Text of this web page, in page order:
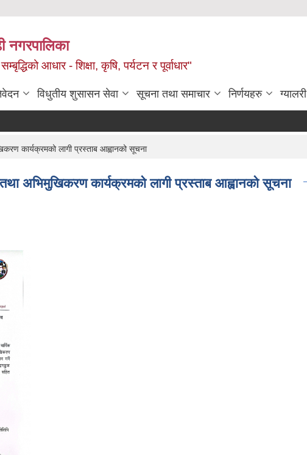
नगरपालिका
आधार - शिक्षा, कृषि, पर्यटन र पूर्वाधार"
विधुतीय शुसासन सेवा सूचना तथा समाचार निर्णयहरु ग्यालरी
कार्यक्रमको लागी प्रस्ताब आह्वानको सूचना
तथा अभिमुखिकरण कार्यक्रमको लागी प्रस्ताब आह्वानको सूचना